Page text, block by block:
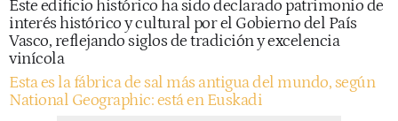
Este edificio histórico ha sido declarado patrimonio de
interés histórico y cultural por el Gobierno del País
Vasco, reflejando siglos de tradición y excelencia
vinícola
Esta es la fábrica de sal más antigua del mundo, según
National Geographic: está en Euskadi